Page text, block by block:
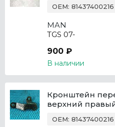
OEM: 81437400216
MAN
TGS 07-
900 ₽
В наличии
Кронштейн
верхний
OEM: 81437400216